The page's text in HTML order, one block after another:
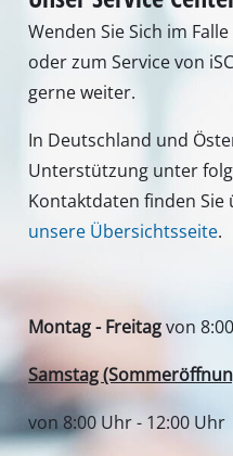
Wenden Sie Sich im
oder zum Service von
gerne weiter.
In Deutschland und
Unterstützung unter
Kontaktdaten finden Sie
unsere Übersichtsseite.
Montag - Freitagvon
Samstag
von 8:00 Uhr - 12:00 Uhr